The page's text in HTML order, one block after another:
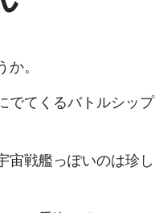
。
でてくるバトルシップ
宙戦艦っぽいのは珍し